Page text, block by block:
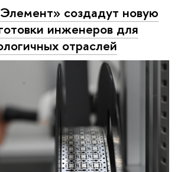
создадут новую
инженеров для
отраслей